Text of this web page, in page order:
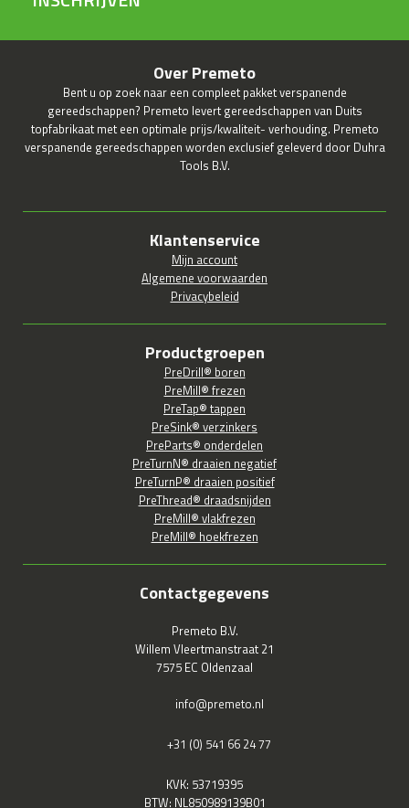
Over Premeto
Bent u op zoek naar een compleet pakket verspanende
gereedschappen? Premeto levert gereedschappen van Duits
topfabrikaat met een optimale prijs/kwaliteit- verhouding. Premeto
verspanende gereedschappen worden exclusief geleverd door Duhra
Tools B.V.
Klantenservice
Mijn account
Algemene voorwaarden
Privacybeleid
Productgroepen
PreDrill® boren
PreMill® frezen
PreTap® tappen
PreSink® verzinkers
PreParts® onderdelen
PreTurnN® draaien negatief
PreTurnP® draaien positief
PreThread® draadsnijden
PreMill® vlakfrezen
PreMill® hoekfrezen
Contactgegevens
Premeto B.V.
Willem Vleertmanstraat 21
7575 EC Oldenzaal
info@premeto.nl
+31 (0) 541 66 24 77
KVK: 53719395
BTW: NL850989139B01